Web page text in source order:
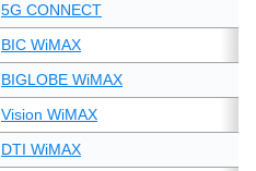
5G CONNECT
BIC WiMAX
BIGLOBE WiMAX
Vision WiMAX
DTI WiMAX